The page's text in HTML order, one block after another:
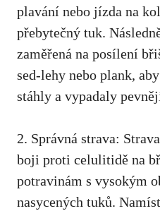
plavání nebo jízda na
přebytečný tuk.
zaměřená na posílení
sed-lehy nebo plank,
stáhly a vypadaly
2. Správná strava:
boji proti celulitidě na
potravinám s vysokým
nasycených tuků.